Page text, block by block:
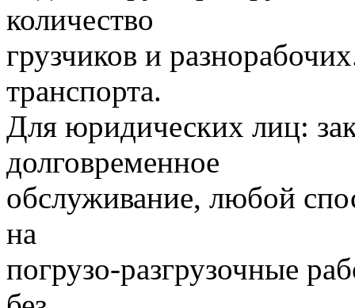
количество
грузчиков и
транспорта.
Для юридических лиц:
долговременное
обслуживание, любой
на
погрузо-разгрузочные